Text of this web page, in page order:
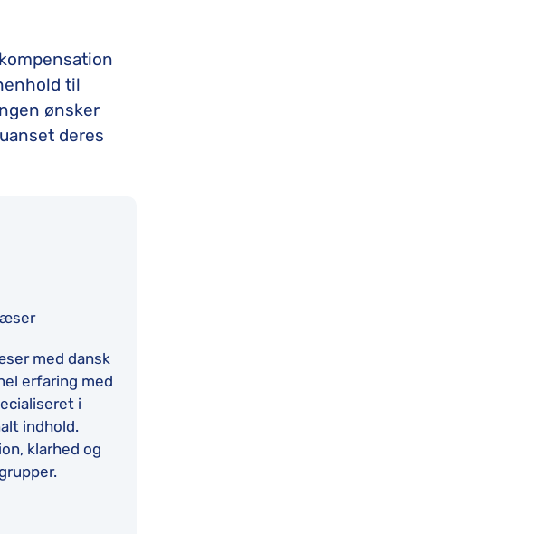
til
ønsker
deres
med dansk
erfaring med
i
indhold.
klarhed og